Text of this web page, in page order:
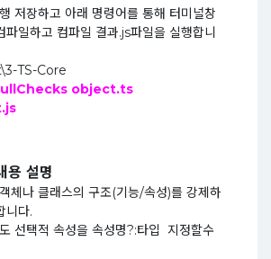
저장하고 아래 명령어를 통해 터미널창
일하고 컴파일 결과.js파일을 실행합니
TS-Core
object.ts
용 설명
체나 클래스의 구조(기능/속성)를 강제하
니다.
선택적 속성을 속성명?:타입 지정할수